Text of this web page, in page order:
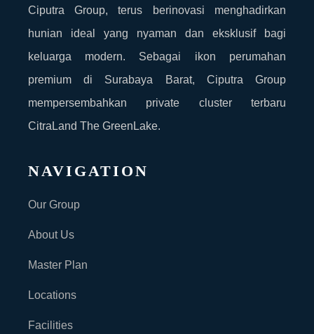
Ciputra Group, terus berinovasi menghadirkan
hunian ideal yang nyaman dan eksklusif bagi
keluarga modern. Sebagai ikon perumahan
premium di Surabaya Barat, Ciputra Group
mempersembahkan private cluster terbaru
CitraLand The GreenLake.
NAVIGATION
Our Group
About Us
Master Plan
Locations
Facilities